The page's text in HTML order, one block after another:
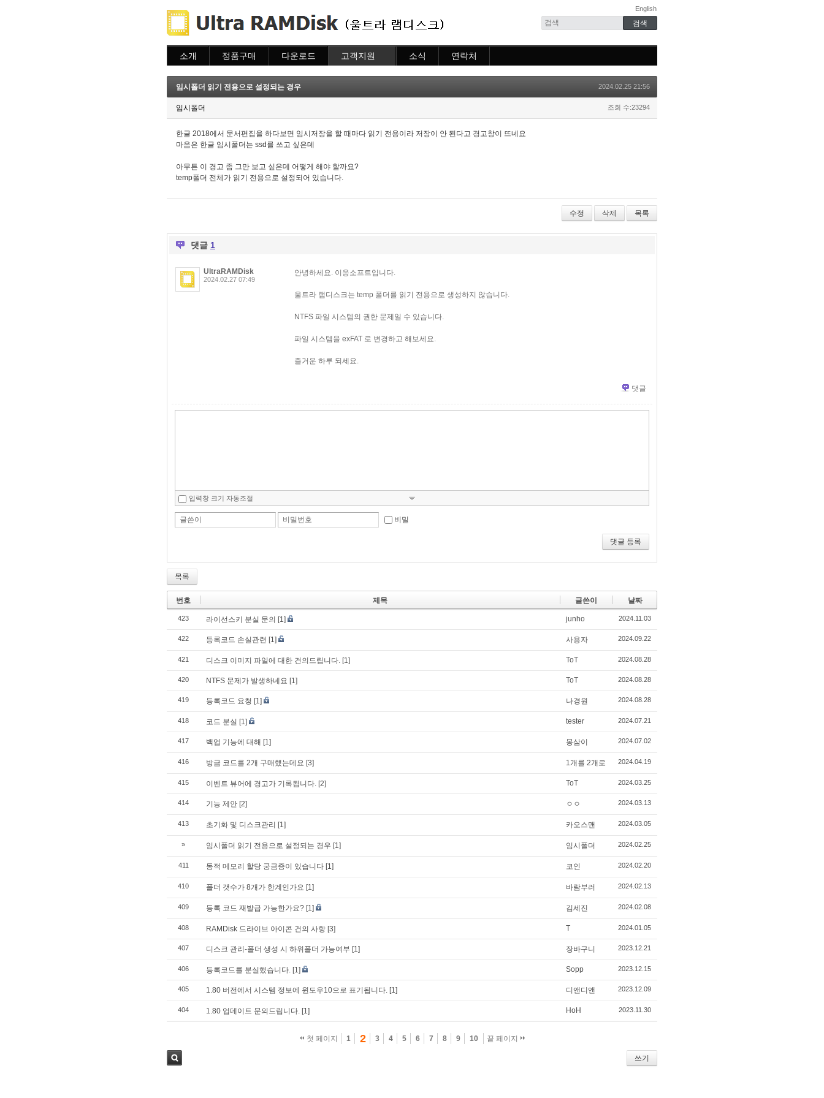
English
소개 정품구매
주문조회
이용안내
다운로드 고객지원
질문하기
소식 연락처
임시폴더 읽기 전용으로 설정되는 경우
2024.02.25 21:56
임시폴더 조회 수:23294
한글 2018에서 문서편집을 하다보면 임시저장을 할 때마다 읽기 전용이라 저장이 안 된다고 경고창이 뜨네요
마음은 한글 임시폴더는 ssd를 쓰고 싶은데
아무튼 이 경고 좀 그만 보고 싶은데 어떻게 해야 할까요?
temp폴더 전체가 읽기 전용으로 설정되어 있습니다.
수정 삭제 목록
댓글 1
UltraRAMDisk
2024.02.27 07:49
안녕하세요. 이응소프트입니다.
울트라 램디스크는 temp 폴더를 읽기 전용으로 생성하지 않습니다.
NTFS 파일 시스템의 권한 문제일 수 있습니다.
파일 시스템을 exFAT 로 변경하고 해보세요.
즐거운 하루 되세요.
댓글
뛰
입력창 크기 자동조절
글쓴이 비밀번호 비밀
댓글 등록
목록
번호 제목 글쓴이 날짜
423 라이선스키 분실 문의 [1] junho 2024.11.03
422 등록코드 손실관련 [1] 사용자 2024.09.22
421 디스크 이미지 파일에 대한 건의드립니다. [1] ToT 2024.08.28
420 NTFS 문제가 발생하네요 [1] ToT 2024.08.28
419 등록코드 요청 [1] 나경원 2024.08.28
418 코드 분실 [1] tester 2024.07.21
417 백업 기능에 대해 [1] 몽삼이 2024.07.02
416 방금 코드를 2개 구매했는데요 [3] 1개를 2개로 2024.04.19
415 이벤트 뷰어에 경고가 기록됩니다. [2] ToT 2024.03.25
414 기능 제안 [2] ㅇㅇ 2024.03.13
413 초기화 및 디스크관리 [1] 카오스맨 2024.03.05
» 임시폴더 읽기 전용으로 설정되는 경우 [1] 임시폴더 2024.02.25
411 동적 메모리 할당 궁금증이 있습니다 [1] 코인 2024.02.20
410 폴더 갯수가 8개가 한계인가요 [1] 바람부러 2024.02.13
409 등록 코드 재발급 가능한가요? [1] 김세진 2024.02.08
408 RAMDisk 드라이브 아이콘 건의 사항 [3] T 2024.01.05
407 디스크 관리-폴더 생성 시 하위폴더 가능여부 [1] 장바구니 2023.12.21
406 등록코드를 분실했습니다. [1] Sopp 2023.12.15
405 1.80 버전에서 시스템 정보에 윈도우10으로 표기됩니다. [1] 디앤디앤 2023.12.09
404 1.80 업데이트 문의드립니다. [1] HoH 2023.11.30
첫 페이지 1 2 3 4 5 6 7 8 9 10 끝 페이지
쓰기